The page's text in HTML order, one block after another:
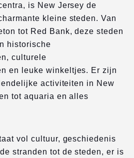
is New Jersey de
kleine steden. Van
tot Red Bank, deze steden
historische
culturele
en leuke winkeltjes. Er zijn
activiteiten in New
tot aquaria en alles
vol cultuur, geschiedenis
stranden tot de steden, er is